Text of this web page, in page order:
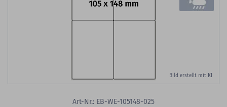
Bild erstellt mit KI
Art-Nr.: EB-WE-105148-025